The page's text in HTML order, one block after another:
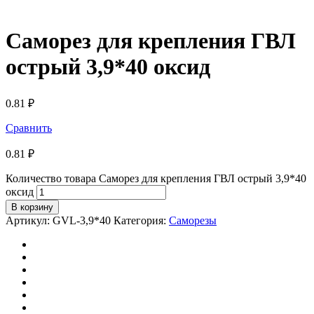
Саморез для крепления ГВЛ
острый 3,9*40 оксид
0.81 ₽
Сравнить
0.81 ₽
Количество товара Саморез для крепления ГВЛ острый 3,9*40
оксид
В корзину
Артикул: GVL-3,9*40 Категория: Саморезы